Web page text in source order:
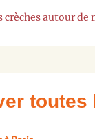
crèches autour de
toutes